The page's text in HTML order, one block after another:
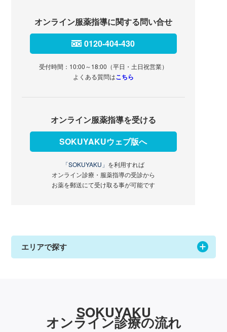
オンライン服薬指導に関する問い合せ
0120-404-430
受付時間：10:00～18:00（平日・土日祝営業）
よくある質問はこちら
オンライン服薬指導を受ける
SOKUYAKUウェブ版へ
「SOKUYAKU」 を利用すれば
オンライン診療・服薬指導の受診から
お薬を郵送にて受け取る事が可能です
エリアで探す
SOKUYAKU
オンライン診療の流れ